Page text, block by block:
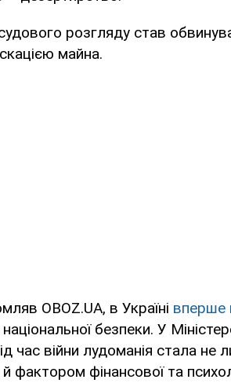
розгляду став
майна.
OBOZ.UA, в Україні вперше
безпеки. У
час війни лудоманія стала
фактором фінансової та